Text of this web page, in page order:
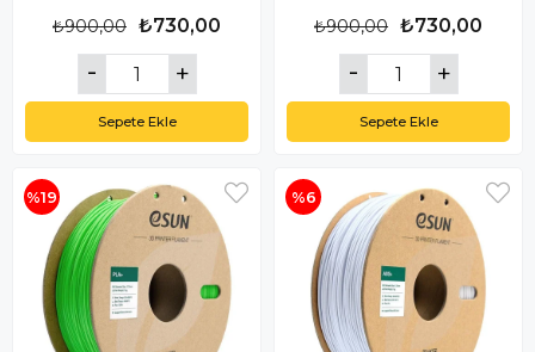
₺730,00
₺900,00
Sepete Ekle
₺730,00
₺900,00
Sepete Ekle
%19 %6